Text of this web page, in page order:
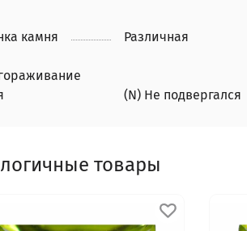
камня Различная
(N) Не подвергался
товары